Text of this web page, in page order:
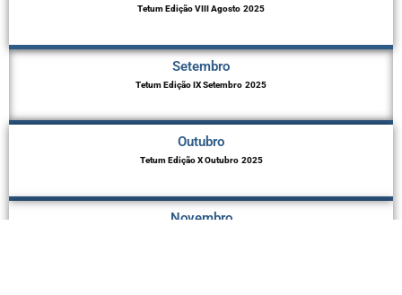
Tetum Edição VIII Agosto 2025
Setembro
Tetum Edição IX Setembro 2025
Outubro
Tetum Edição X Outubro 2025
Novembro